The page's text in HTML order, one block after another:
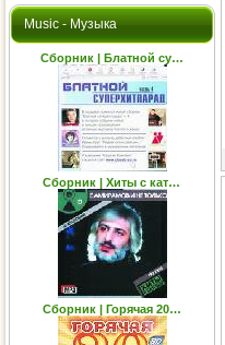
Music - Музыка
Сборник | Блатной су…
Сборник | Хиты с кат…
Сборник | Горячая 20…